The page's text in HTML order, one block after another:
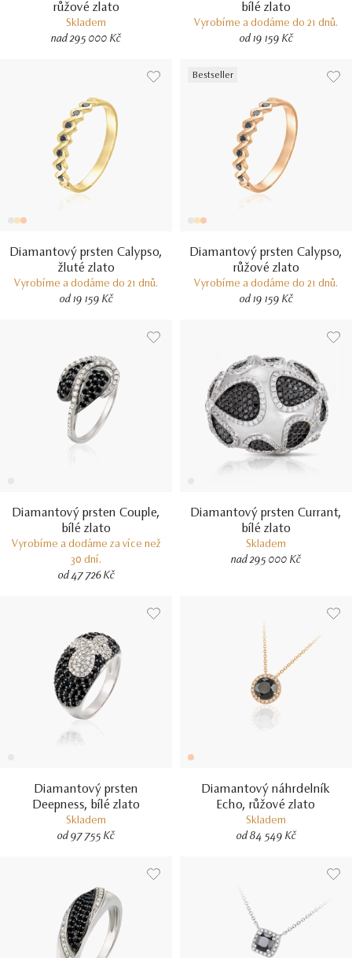
růžové zlato
Skladem
nad 295 000 Kč
bílé zlato
Vyrobíme a dodáme do 21 dnů.
od 19 159 Kč
Diamantový prsten Calypso,
žluté zlato
Vyrobíme a dodáme do 21 dnů.
od 19 159 Kč
Bestseller
Diamantový prsten Calypso,
růžové zlato
Vyrobíme a dodáme do 21 dnů.
od 19 159 Kč
Diamantový prsten Couple,
bílé zlato
Vyrobíme a dodáme za více než
30 dní.
od 47 726 Kč
Diamantový prsten Currant,
bílé zlato
Skladem
nad 295 000 Kč
Diamantový prsten
Deepness, bílé zlato
Skladem
od 97 755 Kč
Diamantový náhrdelník
Echo, růžové zlato
Skladem
od 84 549 Kč